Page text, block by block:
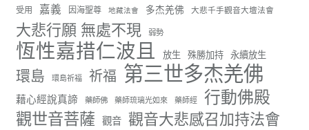
55 28 則留言
分享
世界佛教正心會
July 19, 2026, 1:38 AM
受用 嘉義 因海聖尊 地藏法會 多杰羌佛 大悲千手觀音大壇法會
大悲行願 無處不現 弱勢
恆性嘉措仁波且 放生 殊勝加持 永續放生
環島 環島祈福 祈福 第三世多杰羌佛
藉心經說真諦 藥師佛 藥師琉璃光如來 藥師經 行動佛殿
觀世音菩薩 觀音 觀音大悲感召加持法會